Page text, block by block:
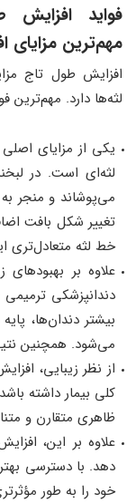
فواید
مهم‌ترین مزایای
افزایش طول تاج
لثه‌ها دارد. مهم‌ترین
یکی از مزایای
لثه‌ای است. در
می‌پوشاند و منجر
تغییر شکل بافت
خط لثه متعادل‌تری
علاوه بر
دندانپزشکی
بیشتر دندان‌ها،
می‌شود. همچنین
از نظر زیبایی،
کلی بیمار داشته
ظاهری متقارن و
علاوه بر این،
دهد. با دسترسی
خود را به طور